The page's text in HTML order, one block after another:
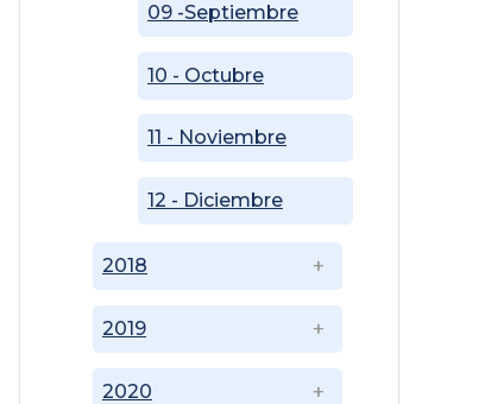
09 -Septiembre
10 - Octubre
11 - Noviembre
12 - Diciembre
2018
2019
2020